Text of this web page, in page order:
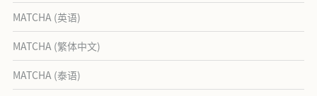
MATCHA (英语)
MATCHA (繁体中文)
MATCHA (泰语)